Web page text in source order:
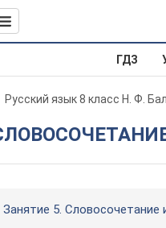
ГДЗ
Русский язык 8 класс Н. Ф.
Занятие 5. Словосочетание